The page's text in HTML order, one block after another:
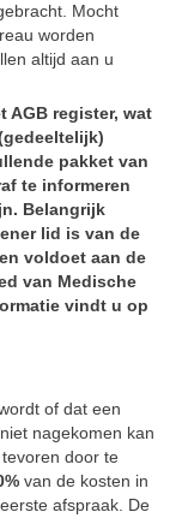
Mocht
worden
altijd aan u
AGB register, wat
pakket van
te informeren
Belangrijk
lid is van de
voldoet aan de
van Medische
vindt u op
of dat een
nagekomen kan
door te
van de kosten in
afspraak. De